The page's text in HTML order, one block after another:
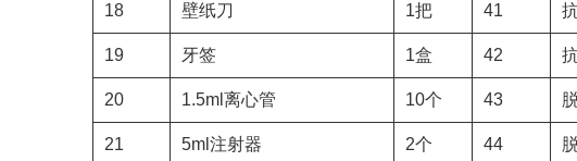
18 壁纸刀 1把 41
19 牙签 1盒 42
20 1.5ml离心管 10个 43
21 5ml注射器 2个 44